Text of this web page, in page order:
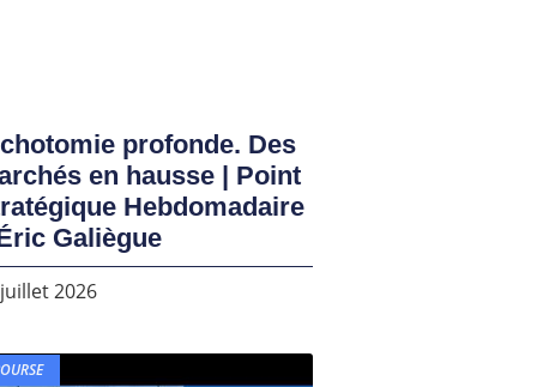
profonde. Des
en hausse | Point
Hebdomadaire
Galiègue
2026